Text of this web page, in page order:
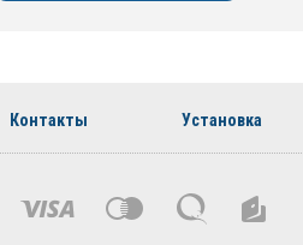
Контакты Установка